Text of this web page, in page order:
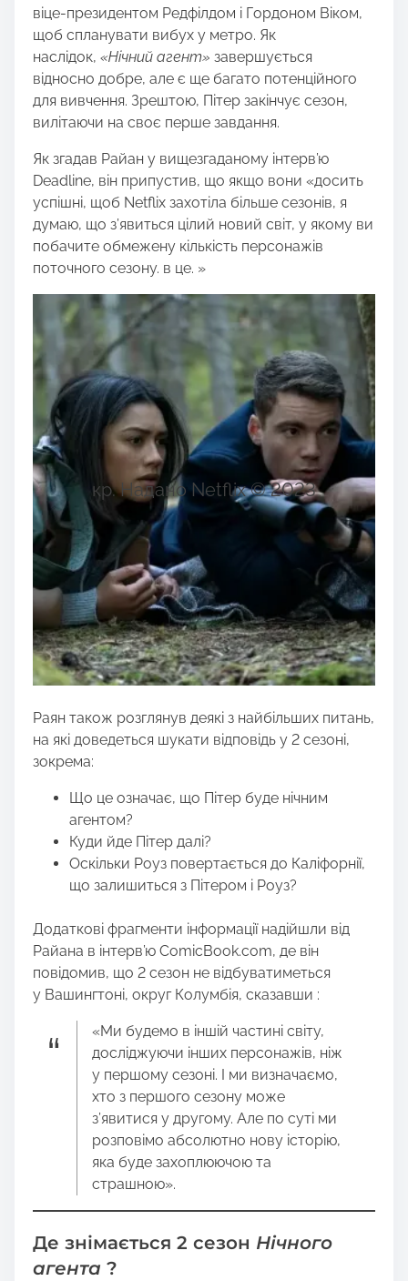
віце-президентом Редфілдом і Гордоном Віком,
щоб спланувати вибух у метро. Як
наслідок, «Нічний агент» завершується
відносно добре, але є ще багато потенційного
для вивчення. Зрештою, Пітер закінчує сезон,
вилітаючи на своє перше завдання.
Як згадав Райан у вищезгаданому інтерв’ю
Deadline, він припустив, що якщо вони «досить
успішні, щоб Netflix захотіла більше сезонів, я
думаю, що з’явиться цілий новий світ, у якому ви
побачите обмежену кількість персонажів
поточного сезону. в це. »
кр. Надано Netflix © 2023
Раян також розглянув деякі з найбільших питань,
на які доведеться шукати відповідь у 2 сезоні,
зокрема:
Що це означає, що Пітер буде нічним
агентом?
Куди йде Пітер далі?
Оскільки Роуз повертається до Каліфорнії,
що залишиться з Пітером і Роуз?
Додаткові фрагменти інформації надійшли від
Райана в інтерв’ю ComicBook.com, де він
повідомив, що 2 сезон не відбуватиметься
у Вашингтоні, округ Колумбія, сказавши :
«Ми будемо в іншій частині світу,
досліджуючи інших персонажів, ніж
у першому сезоні. І ми визначаємо,
хто з першого сезону може
з’явитися у другому. Але по суті ми
розповімо абсолютно нову історію,
яка буде захоплюючою та
страшною».
Де знімається 2 сезон Нічного
агента ?